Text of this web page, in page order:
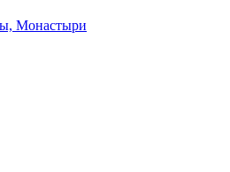
Монастыри